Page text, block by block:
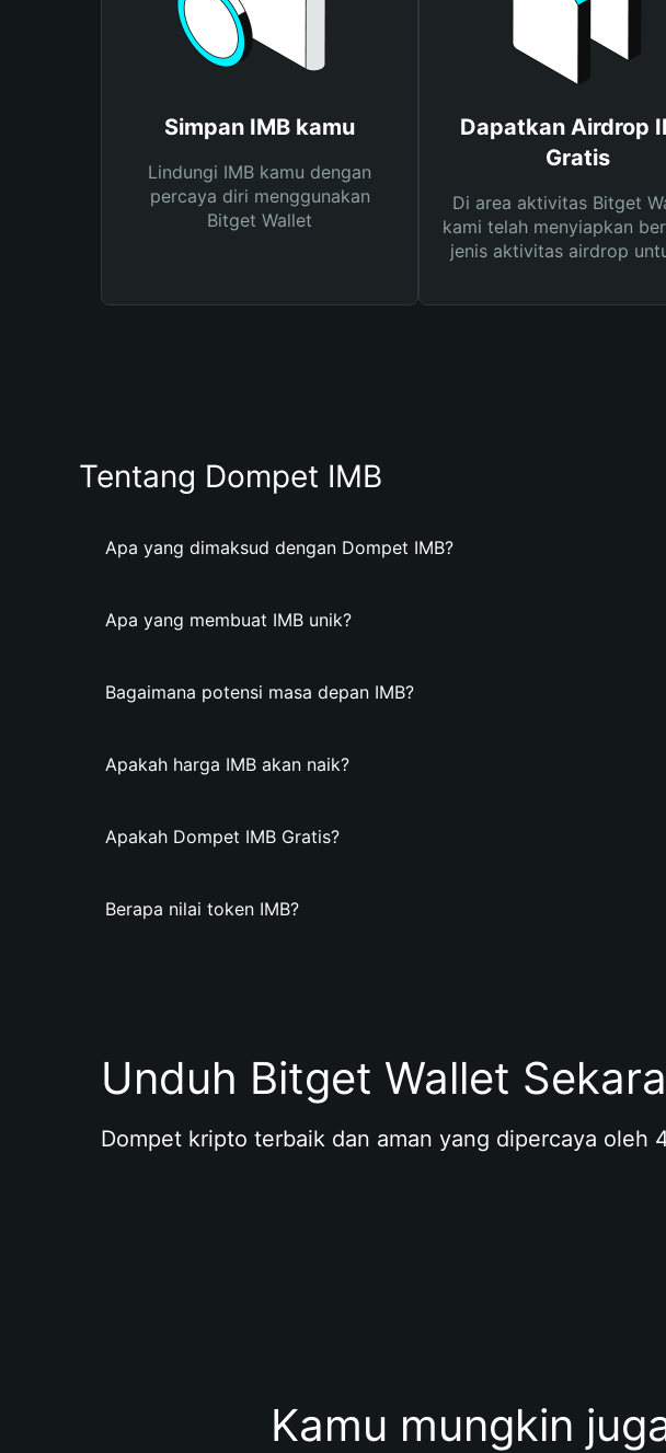
Simpan IMB kamu
Lindungi IMB kamu dengan
percaya diri menggunakan
Bitget Wallet
Dapatkan Airdrop
Gratis
Di area aktivitas Bitget
kami telah menyiapkan
jenis aktivitas airdrop
Tentang Dompet IMB
Apa yang dimaksud dengan Dompet IMB?
Apa yang membuat IMB unik?
Bagaimana potensi masa depan IMB?
Apakah harga IMB akan naik?
Apakah Dompet IMB Gratis?
Berapa nilai token IMB?
Unduh Bitget Wallet
Dompet kripto terbaik dan aman yang dipercaya oleh
Kamu mungkin